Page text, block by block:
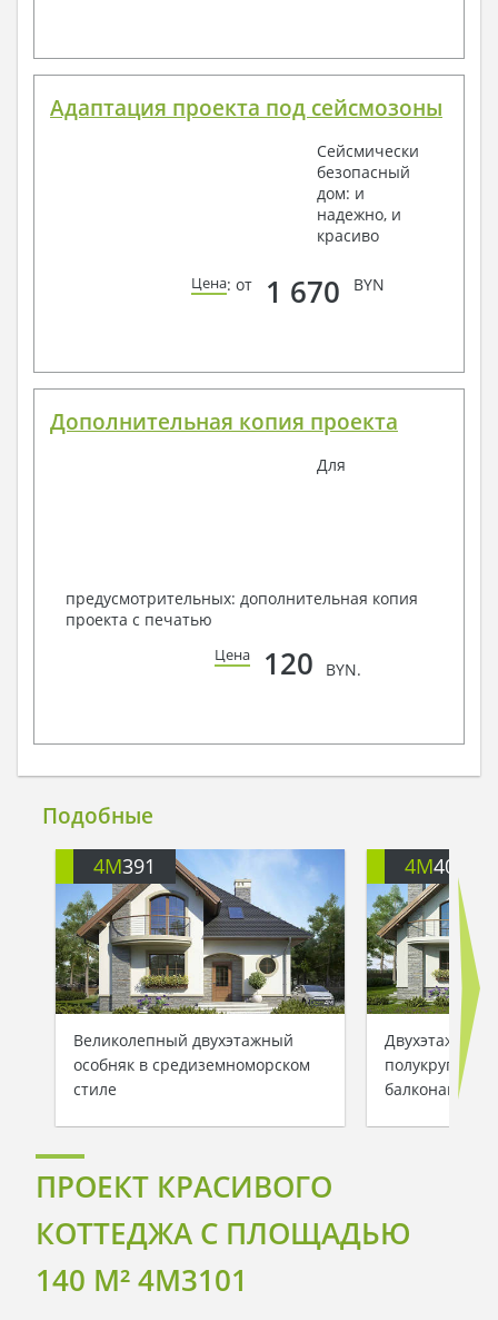
Адаптация проекта под сейсмозоны
Сейсмически
безопасный
дом: и
надежно, и
красиво
Цена: от 1 670 BYN
Дополнительная копия проекта
Для
предусмотрительных: дополнительная копия
проекта с печатью
Цена 120 BYN.
Подобные
4M391
Великолепный двухэтажный
особняк в средиземноморском
стиле
4M401
Двухэтажный
балконами
ПРОЕКТ КРАСИВОГО
КОТТЕДЖА С ПЛОЩАДЬЮ
140 M² 4M3101